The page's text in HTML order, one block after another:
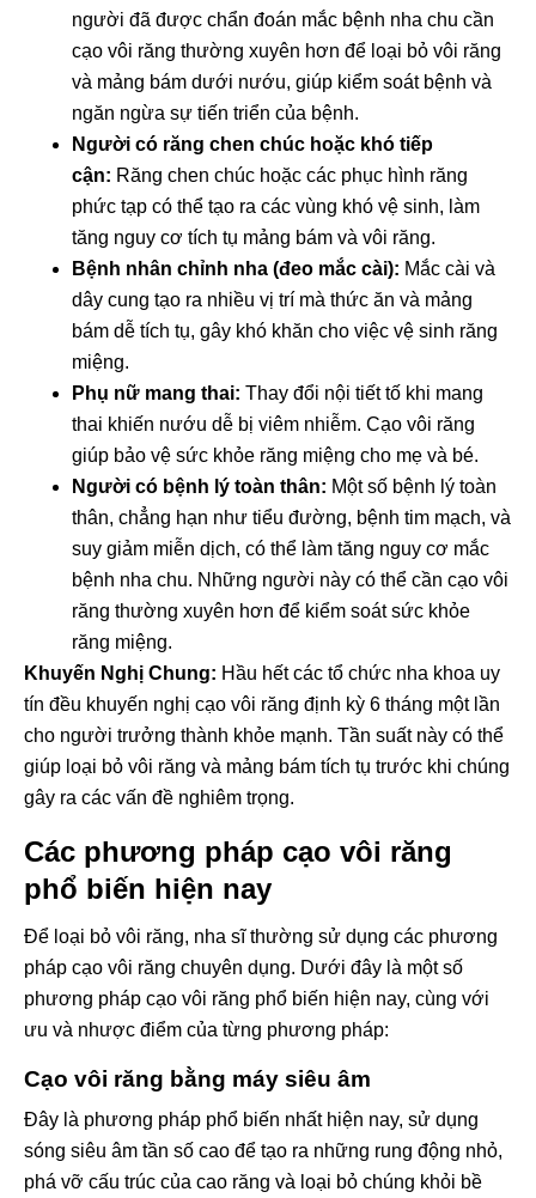
người đã được chẩn đoán mắc bệnh nha chu cần
cạo vôi răng thường xuyên hơn để loại bỏ vôi răng
và mảng bám dưới nướu, giúp kiểm soát bệnh và
ngăn ngừa sự tiến triển của bệnh.
Người có răng chen chúc hoặc khó tiếp
cận: Răng chen chúc hoặc các phục hình răng
phức tạp có thể tạo ra các vùng khó vệ sinh, làm
tăng nguy cơ tích tụ mảng bám và vôi răng.
Bệnh nhân chỉnh nha (đeo mắc cài): Mắc cài và
dây cung tạo ra nhiều vị trí mà thức ăn và mảng
bám dễ tích tụ, gây khó khăn cho việc vệ sinh răng
miệng.
Phụ nữ mang thai: Thay đổi nội tiết tố khi mang
thai khiến nướu dễ bị viêm nhiễm. Cạo vôi răng
giúp bảo vệ sức khỏe răng miệng cho mẹ và bé.
Người có bệnh lý toàn thân: Một số bệnh lý toàn
thân, chẳng hạn như tiểu đường, bệnh tim mạch, và
suy giảm miễn dịch, có thể làm tăng nguy cơ mắc
bệnh nha chu. Những người này có thể cần cạo vôi
răng thường xuyên hơn để kiểm soát sức khỏe
răng miệng.
Khuyến Nghị Chung: Hầu hết các tổ chức nha khoa uy
tín đều khuyến nghị cạo vôi răng định kỳ 6 tháng một lần
cho người trưởng thành khỏe mạnh. Tần suất này có thể
giúp loại bỏ vôi răng và mảng bám tích tụ trước khi chúng
gây ra các vấn đề nghiêm trọng.
Các phương pháp cạo vôi răng
phổ biến hiện nay
Để loại bỏ vôi răng, nha sĩ thường sử dụng các phương
pháp cạo vôi răng chuyên dụng. Dưới đây là một số
phương pháp cạo vôi răng phổ biến hiện nay, cùng với
ưu và nhược điểm của từng phương pháp:
Cạo vôi răng bằng máy siêu âm
Đây là phương pháp phổ biến nhất hiện nay, sử dụng
sóng siêu âm tần số cao để tạo ra những rung động nhỏ,
phá vỡ cấu trúc của cao răng và loại bỏ chúng khỏi bề